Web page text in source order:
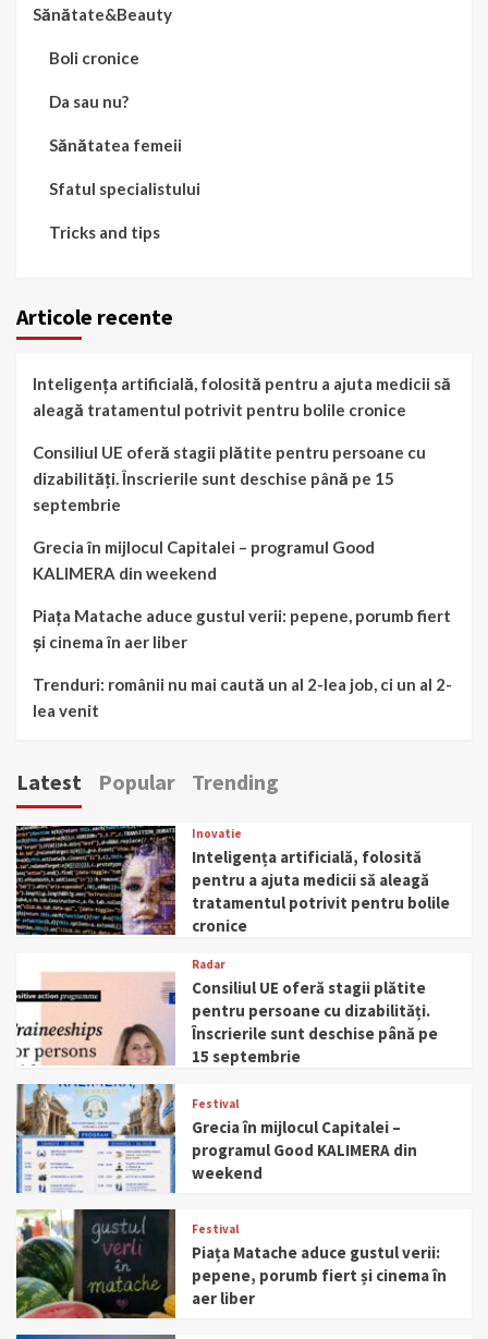
Sănătate&Beauty
Boli cronice
Da sau nu?
Sănătatea femeii
Sfatul specialistului
Tricks and tips
Articole recente
Inteligența artificială, folosită pentru a ajuta medicii să
aleagă tratamentul potrivit pentru bolile cronice
Consiliul UE oferă stagii plătite pentru persoane cu
dizabilități. Înscrierile sunt deschise până pe 15
septembrie
Grecia în mijlocul Capitalei – programul Good
KALIMERA din weekend
Piața Matache aduce gustul verii: pepene, porumb fiert
și cinema în aer liber
Trenduri: românii nu mai caută un al 2-lea job, ci un al 2-
lea venit
Latest Popular Trending
Inovatie
Inteligența artificială, folosită
pentru a ajuta medicii să aleagă
tratamentul potrivit pentru bolile
cronice
Radar
Consiliul UE oferă stagii plătite
pentru persoane cu dizabilități.
Înscrierile sunt deschise până pe
15 septembrie
Festival
Grecia în mijlocul Capitalei –
programul Good KALIMERA din
weekend
Festival
Piața Matache aduce gustul verii:
pepene, porumb fiert și cinema în
aer liber